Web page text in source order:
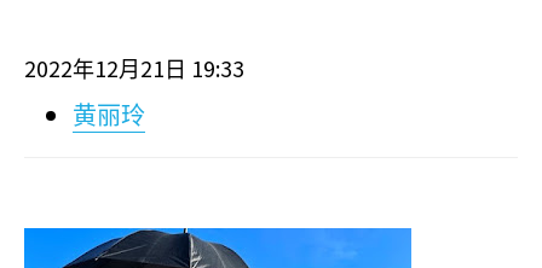
2022年12月 21 日 19:33
黄丽玲